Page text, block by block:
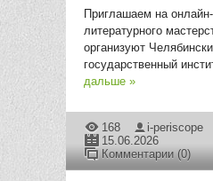
Приглашаем на
литературного
организуют
государственный
дальше »
168
i-periscope
15.06.2026
Комментарии (0)